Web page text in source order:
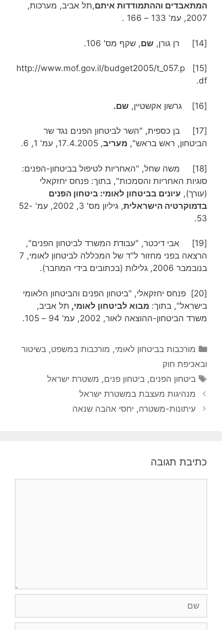
המתאבדים וההתמודדות איתם,תל אביב, מערכות,
2007, עמ' 133 – 166 .
[14] רן גורן, שם, שקף מס' 106.
[15] http://www.mof.gov.il/budget2005/t_057.p
df.
[16] גרשון אקשטיין, שם.
[17] בן כספית, "השר לביטחון הפנים נגד שר
הביטחון, ראש בראש", מעריב, 17.4.2005, עמ' 1, 6.
[18] משה שחל, "האחריות לטיפול בביטחון-הפנים:
סוגיות האחריות והסמכות", בתוך: פנחס יחזקאלי
(עורך), עיונים בביטחון לאומי: ביטחון הפנים
בדמוקרטיה הישראלית
, גיליון מס' 3, 2002, עמ' 52-
53.
[19] אבי דיכטר, "עבודת המשרד לביטחון הפנים",
הרצאה בפני מחזור ל"ד של המכללה לביטחון לאומי, 7
בנובמבר 2006, גלילות (בכתובים בידי המחבר).
[20] פנחס יחזקאלי, "ביטחון הפנים והביטחון הלאומי
בישראל", בתוך: מבוא לביטחון לאומי, תל אביב,
משרד הביטחון-ההוצאה לאור, 2002, עמ' 94 – 105.
קטגוריות
מורכבות בביטחון לאומי, מורכבות במשפט, בשיטור
ובאכיפת חוק
תגיות
ביטחון הפנים,ביטחון פנים, משטרת ישראל
מנהיגות מעצבת במשטרת ישראל
עיתונות-משטרה, יחסי אהבה שנאה
כתיבת תגובה